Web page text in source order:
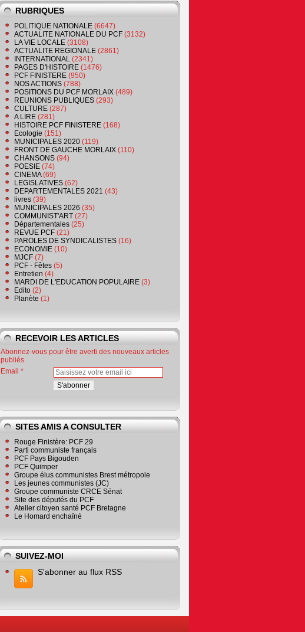
RUBRIQUES
POLITIQUE NATIONALE (6647)
ACTUALITE NATIONALE DU PCF (3132)
LA VIE LOCALE (3108)
ACTUALITE REGIONALE (2861)
INTERNATIONAL (2341)
PAGES D'HISTOIRE (1476)
PCF FINISTERE (950)
NOS ACTIONS (788)
POSITIONS DU PCF MORLAIX (489)
REUNIONS PUBLIQUES (293)
CULTURE (287)
A LIRE (281)
HISTOIRE PCF FINISTERE (168)
Ecologie (151)
MUNICIPALES 2020 (119)
FRONT DE GAUCHE MORLAIX (110)
CHANSONS (94)
POESIE (74)
CINEMA(69)
LEGISLATIVES (62)
DEPARTEMENTALES 2021 (43)
livres (39)
MUNICIPALES 2026 (35)
COMMUNIST'ART (27)
Départementales (25)
REVUE PCF (21)
PAROLES DE SYNDICALISTES (16)
ECONOMIE (10)
MJCF (7)
PCF - Fêtes (5)
Entretien (4)
MARDI DE L'EDUCATION POPULAIRE (3)
Edito (2)
Planète (1)
RECEVOIR LES ARTICLES
Abonnez-vous pour être averti des nouveaux articles
publiés.
Email
SITES AMIS A CONSULTER
Rouge Finistère: PCF 29
Parti communiste français
PCF Pays Bigouden
PCF Quimper
Groupe élus communistes Brest métropole
Les jeunes communistes (JC)
Groupe communiste CRCE Sénat
Site des députés du PCF
Atelier citoyen santé PCF Bretagne
Le Homard enchaîné
SUIVEZ-MOI
S'abonner au flux RSS